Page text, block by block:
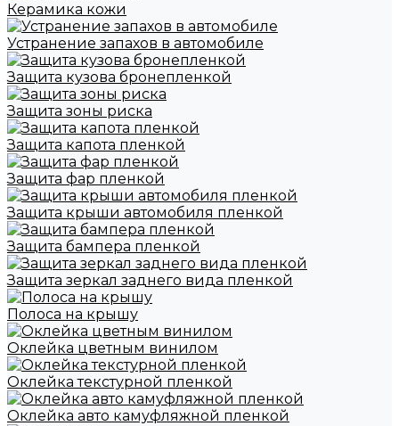
Керамика кожи
Устранение запахов в автомобиле
Защита кузова бронепленкой
Защита зоны риска
Защита капота пленкой
Защита фар пленкой
Защита крыши автомобиля пленкой
Защита бампера пленкой
Защита зеркал заднего вида пленкой
Полоса на крышу
Оклейка цветным винилом
Оклейка текстурной пленкой
Оклейка авто камуфляжной пленкой